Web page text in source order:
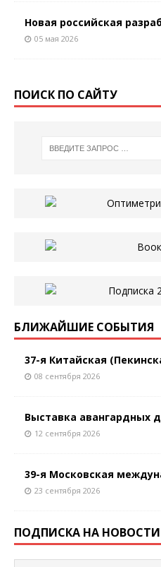
Новая российская
05 мая 2026
ПОИСК ПО САЙТУ
БЛИЖАЙШИЕ СОБЫТИЯ
37-я Китайская
08 сентября 2026
Выставка авангардных
12 сентября 2026
39-я Московская
23 сентября 2026
ПОДПИСКА НА НОВОСТИ